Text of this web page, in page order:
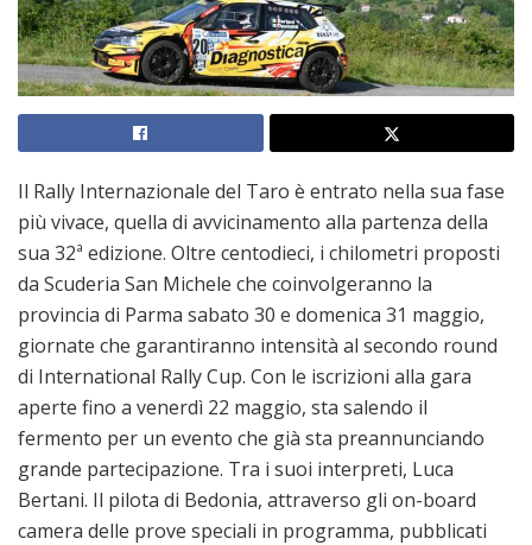
Il Rally Internazionale del Taro è entrato nella sua fase
più vivace, quella di avvicinamento alla partenza della
sua 32ª edizione. Oltre centodieci, i chilometri proposti
da Scuderia San Michele che coinvolgeranno la
provincia di Parma sabato 30 e domenica 31 maggio,
giornate che garantiranno intensità al secondo round
di International Rally Cup. Con le iscrizioni alla gara
aperte fino a venerdì 22 maggio, sta salendo il
fermento per un evento che già sta preannunciando
grande partecipazione. Tra i suoi interpreti, Luca
Bertani. Il pilota di Bedonia, attraverso gli on-board
camera delle prove speciali in programma, pubblicati